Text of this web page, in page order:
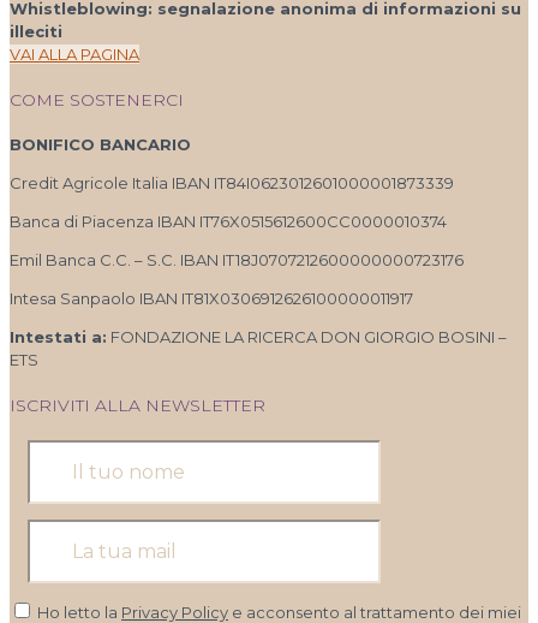
Whistleblowing: segnalazione anonima di informazioni su
illeciti
VAI ALLA PAGINA
COME SOSTENERCI
BONIFICO BANCARIO
Credit Agricole Italia IBAN IT84I0623012601000001873339
Banca di Piacenza IBAN IT76X0515612600CC0000010374
Emil Banca C.C. – S.C. IBAN IT18J0707212600000000723176
Intesa Sanpaolo IBAN IT81X0306912626100000011917
Intestati a: FONDAZIONE LA RICERCA DON GIORGIO BOSINI –
ETS
ISCRIVITI ALLA NEWSLETTER
Ho letto la Privacy Policy e acconsento al trattamento dei miei